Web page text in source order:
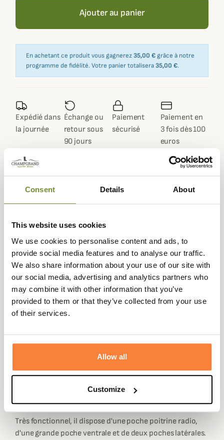
Consent Details About
This website uses cookies
We use cookies to personalise content and ads, to
provide social media features and to analyse our traffic.
We also share information about your use of our site with
our social media, advertising and analytics partners who
may combine it with other information that you’ve
provided to them or that they’ve collected from your use
of their services.
Allow all
Customize
Ajouter au panier
En achetant ce produit vous gagnerez35,00 € grâce à notre
programme de fidélité. Votre panier totalisera35,00 €.
Expédié dans
la journée
Échange ou
retour sous
90 jours
Paiement
sécurisé
Paiement en
3 fois dès 100
euros
Description
Laksenvous propose cet anorak Dynamic Eco Smock à
enfiler avec membrane CTX imperméable, parfait pour
être protégé entièrement des intempéries dès la mi-
saison.
Cet anorak est confectionné entièrement en coton bio
Ventile®, connu pour sa haute performance, ce coton est
tissé de manière très compacte pour agir comme un
véritable rempart étanche naturellement.
En plus d'être hydrofuge grâce au coton Ventile, il
possède une membrane CTX, développée par Laksen, qui
vous assure étanchéité, coupe-vent et respirabilité. Sa
doublure en filet améliore sa respirabilité également
Toutes les fermetures éclairs et les coutures sont
étanches.
Très fonctionnel, il dispose d'une poche poitrine radio,
d'une grande poche ventrale et de deux poches latérales.